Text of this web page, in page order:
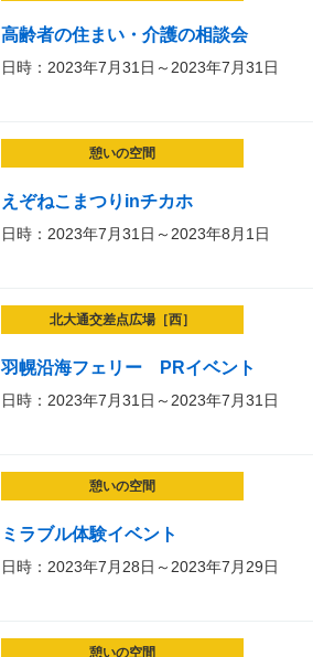
高齢者の住まい・介護の相談会
日時：2023年7月31日～2023年7月31日
憩いの空間
えぞねこまつりinチカホ
日時：2023年7月31日～2023年8月1日
北大通交差点広場［西］
羽幌沿海フェリー PRイベント
日時：2023年7月31日～2023年7月31日
憩いの空間
ミラブル体験イベント
日時：2023年7月28日～2023年7月29日
憩いの空間